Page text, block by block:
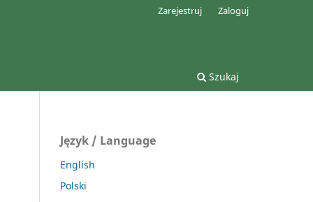
Szukaj
Zarejestruj Zaloguj
Język / Language
English
Polski